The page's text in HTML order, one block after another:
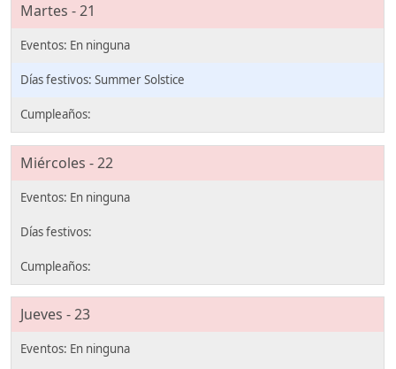
Martes - 21
Summer Solstice
Miércoles - 22
Jueves - 23